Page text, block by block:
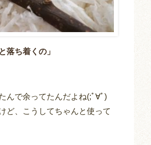
落ち着くの」
んで余ってたんだよね(;ﾟ∀ﾟ)
ど、こうしてちゃんと使って